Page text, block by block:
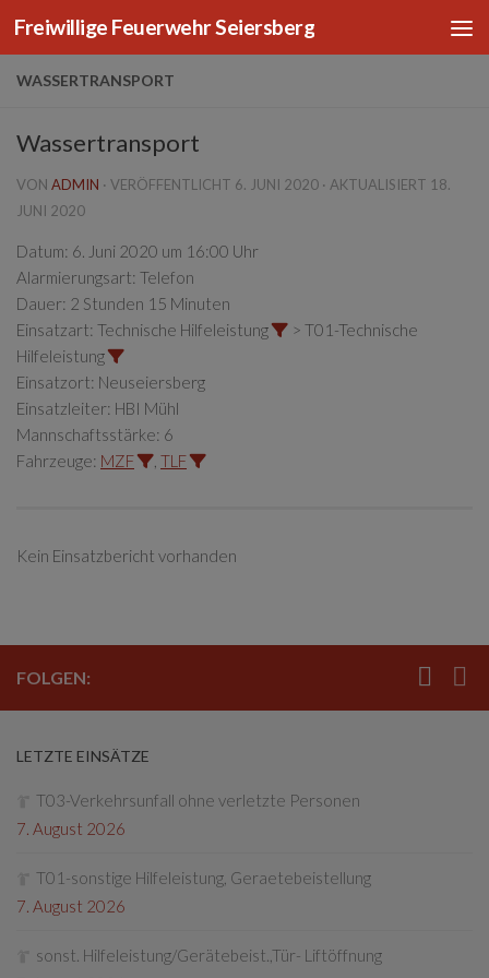
Zum Inhalt springen
Freiwillige Feuerwehr Seiersberg
WASSERTRANSPORT
Wassertransport
VON ADMIN · VERÖFFENTLICHT 6. JUNI 2020 · AKTUALISIERT 18.
JUNI 2020
Datum: 6. Juni 2020 um 16:00 Uhr
Alarmierungsart: Telefon
Dauer: 2 Stunden 15 Minuten
Einsatzart: Technische Hilfeleistung
> T01-Technische
Hilfeleistung
Einsatzort: Neuseiersberg
Einsatzleiter: HBI Mühl
Mannschaftsstärke: 6
Fahrzeuge: MZF TLF
Kein Einsatzbericht vorhanden
FOLGEN:
LETZTE EINSÄTZE
T03-Verkehrsunfall ohne verletzte Personen
7. August 2026
T01-sonstige Hilfeleistung, Geraetebeistellung
7. August 2026
sonst. Hilfeleistung/Gerätebeist.,Tür- Liftöffnung